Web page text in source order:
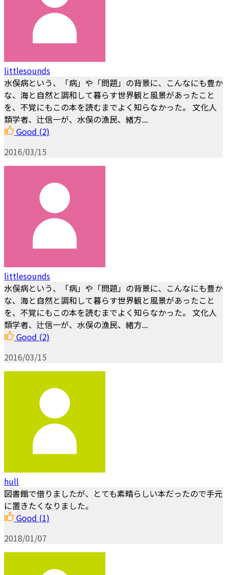
littlesounds
水俣病という、「病」や「問題」の背景に、こんなにも豊か
な、海と自然と調和して暮らす世界観と風景があったこと
を、不覚にもこの本を読むまでよく知らなかった。 文化人
類学者、辻信一が、水俣の漁民、緒方...
Good (2)
2016/03/15
littlesounds
水俣病という、「病」や「問題」の背景に、こんなにも豊か
な、海と自然と調和して暮らす世界観と風景があったこと
を、不覚にもこの本を読むまでよく知らなかった。 文化人
類学者、辻信一が、水俣の漁民、緒方...
Good (2)
2016/03/15
hull
図書館で借りましたが、とても素晴らしい本だったので手元
に置きたくなりました。
Good (1)
2018/01/07